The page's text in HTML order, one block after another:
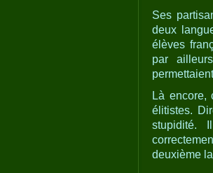
Ses
deux
élèves
par
Là encore,
élitistes.
stupidité.
deuxième